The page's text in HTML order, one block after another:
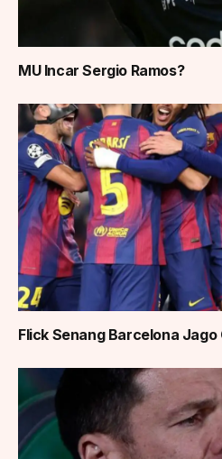
MU Incar Sergio Ramos?
Flick Senang Barcelona